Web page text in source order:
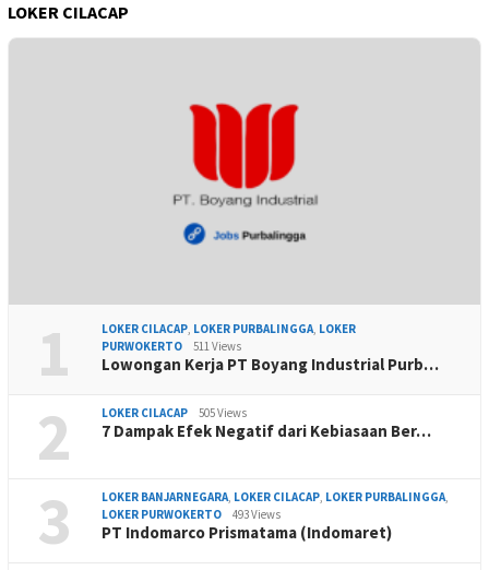
LOKER CILACAP
1 LOKER CILACAP, LOKER PURBALINGGA, LOKER
PURWOKERTO
511 Views
Lowongan Kerja PT Boyang Industrial Purb…
2 LOKER CILACAP 505 Views
7 Dampak Efek Negatif dari Kebiasaan Ber…
3 LOKER BANJARNEGARA, LOKER CILACAP, LOKER PURBALINGGA,
LOKER PURWOKERTO
493 Views
PT Indomarco Prismatama (Indomaret)